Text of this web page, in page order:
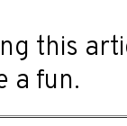
this
a fun.